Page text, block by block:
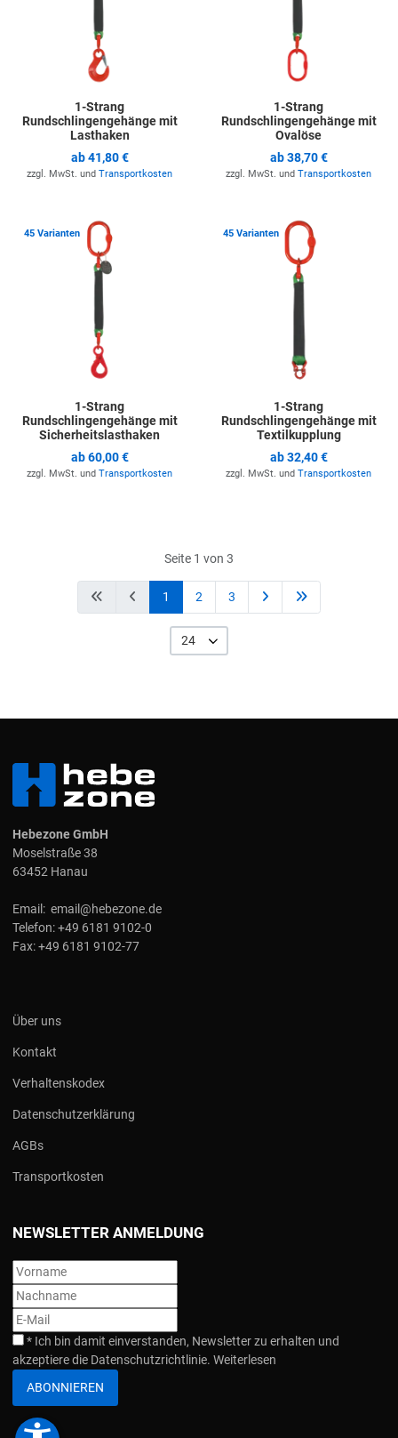
1-Strang
Rundschlingengehänge mit
Lasthaken
ab41,80 €
zzgl. MwSt. und Transportkosten
1-Strang
Rundschlingengehänge mit
Ovalöse
ab38,70 €
zzgl. MwSt. und Transportkosten
45 Varianten Zur Merkliste hinzufügen
1-Strang
Rundschlingengehänge mit
Sicherheitslasthaken
ab60,00 €
zzgl. MwSt. und Transportkosten
45 Varianten
1-Strang
Rundschlingengehänge mit
Textilkupplung
ab32,40 €
zzgl. MwSt. und Transportkosten
Seite 1 von 3
1 2 3
24
Hebezone GmbH
Moselstraße 38
63452 Hanau
Email: email@hebezone.de
Telefon:+49 6181 9102-0
Fax:+49 6181 9102-77
Über uns
Kontakt
Verhaltenskodex
Datenschutzerklärung
AGBs
Transportkosten
NEWSLETTER ANMELDUNG
* Ich bin damit einverstanden, Newsletter zu erhalten und
akzeptiere die Datenschutzrichtlinie. Weiterlesen
ABONNIEREN